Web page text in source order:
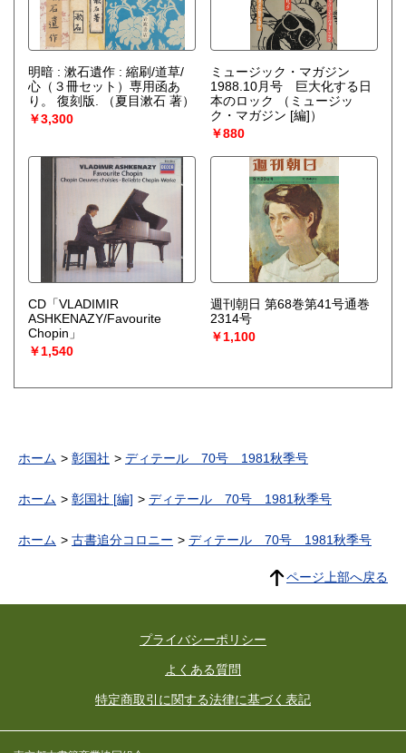
明暗 : 漱石遺作 : 縮刷/道草/
心（３冊セット）専用函あ
り。 復刻版.
（夏目漱石 著）
￥3,300
ミュージック・マガジン
1988.10月号 巨大化する日
本のロック
（ミュージッ
ク・マガジン [編]）
￥880
CD「VLADIMIR
ASHKENAZY/Favourite
Chopin」
￥1,540
週刊朝日 第68巻第41号通巻
2314号
￥1,100
ホーム 彰国社 ディテール 70号 1981秋季号
ホーム 彰国社 [編] ディテール 70号 1981秋季号
ホーム 古書追分コロニー ディテール 70号 1981秋季号
ページ上部へ戻る
プライバシーポリシー
よくある質問
特定商取引に関する法律に基づく表記